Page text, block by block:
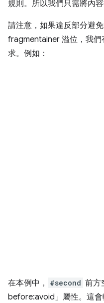
規則。所以我們只需將內
請注意，如果違反部分避
fragmentainer 溢位，我們
求。例如：
在本例中， #second 前方
before:avoid」屬性。這會